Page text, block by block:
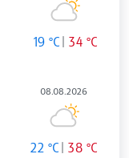
19 °C 34 °C
08.08.2026
22 °C 38 °C